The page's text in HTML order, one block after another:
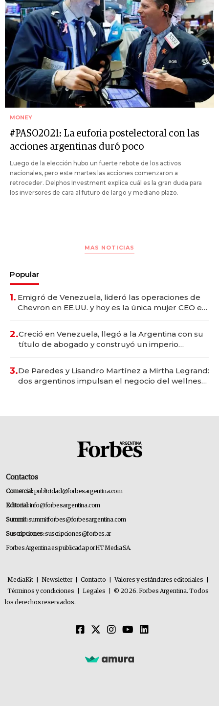
MONEY
#PASO2021: La euforia postelectoral con las
acciones argentinas duró poco
Luego de la elección hubo un fuerte rebote de los activos
nacionales, pero este martes las acciones comenzaron a
retroceder. Delphos Investment explica cuál es la gran duda para
los inversores de cara al futuro de largo y mediano plazo.
MAS NOTICIAS
Popular
1. Emigró de Venezuela, lideró las operaciones de
Chevron en EE.UU. y hoy es la única mujer CEO en
2.Creció en Venezuela, llegó a la Argentina con su
título de abogado y construyó un imperio
3.De Paredes y Lisandro Martínez a Mirtha Legrand:
dos argentinos impulsan el negocio del wellness
Contactos
Comercial:publicidad@forbesargentina.com
Editorial:info@forbesargentina.com
Summit:summitforbes@forbesargentina.com
Suscripciones:suscripciones@forbes.ar
Forbes Argentina es publicada por HT Media SA.
MediaKit Newsletter Contacto Valores y estándares editoriales
Términos y condiciones
Legales
© 2026. Forbes Argentina. Todos
los derechos reservados.